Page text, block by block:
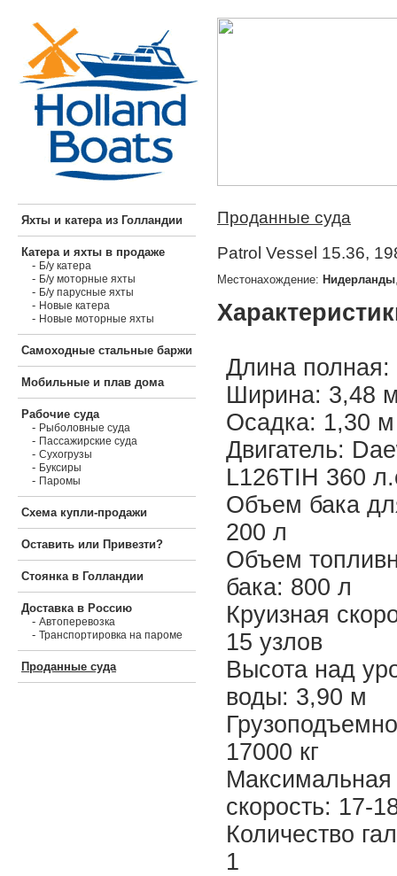
Яхты и катера из Голландии
Катера и яхты в продаже
- Б/у катера
- Б/у моторные яхты
- Б/у парусные яхты
- Новые катера
- Новые моторные яхты
Самоходные стальные баржи
Мобильные и плав дома
Рабочие суда
- Рыболовные суда
- Пассажирские суда
- Сухогрузы
- Буксиры
- Паромы
Схема купли-продажи
Оставить или Привезти?
Стоянка в Голландии
Доставка в Россию
- Автоперевозка
- Транспортировка на пароме
Проданные суда
Проданные суда
Patrol Vessel 15.36,
Местонахождение: Нидерланды
Длина
Ширина: 3,48
Осадка: 1,30 м
Двигатель:
L126TIH 360
Объем бака
200 л
Объем
бака: 800 л
Круизная
15 узлов
Высота над
воды: 3,90 м
17000 кг
Максимальная
скорость: 17-
Количество
1